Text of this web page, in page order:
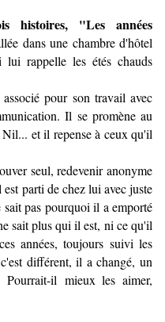
histoires, "Les années
dans une chambre d'hôtel
rappelle les étés chauds
pour son travail avec
Il se promène au
et il repense à ceux qu'il
seul, redevenir anonyme
parti de chez lui avec juste
pas pourquoi il a emporté
sait plus qui il est, ni ce qu'il
années, toujours suivi les
différent, il a changé, un
il mieux les aimer,